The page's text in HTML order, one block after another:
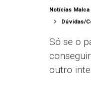
Notícias
Dúvidas/
Só se o
outro